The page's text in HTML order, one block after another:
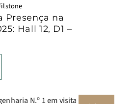
Presença na
Hall 12, D1 –